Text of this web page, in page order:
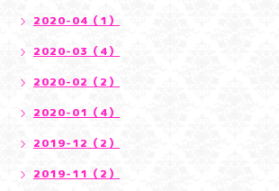
2020-04（1）
2020-03（4）
2020-02（2）
2020-01（4）
2019-12（2）
2019-11（2）